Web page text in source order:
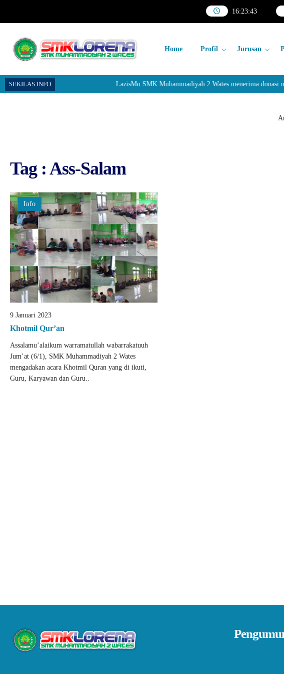
16:23:43
Home Profil Jurusan
SEKILAS INFO LazisMu SMK Muhammadiyah 2 Wates menerima donasi
Tag : Ass-Salam
Info
9 Januari 2023
Khotmil Qur’an
Assalamu’alaikum warramatullah wabarrakatuuh
Jum’at (6/1), SMK Muhammadiyah 2 Wates
mengadakan acara Khotmil Quran yang di ikuti,
Guru, Karyawan dan Guru..